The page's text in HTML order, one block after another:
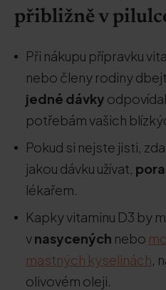
přibližně v
Při nákupu přípravku
nebo členy rodiny
jedné dávky
potřebám vašich
Pokud si nejste jisti,
jakou dávku užívat,
lékařem.
Kapky vitaminu D3 by
vnasycených nebo
mastných kyselinách,
olivovém oleji.